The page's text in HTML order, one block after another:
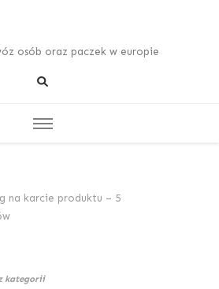
osób oraz paczek w europie
na karcie produktu – 5
kategorii